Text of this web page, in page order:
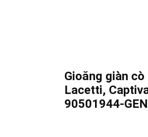
Gioăng giàn
Lacetti,
90501944-GEN